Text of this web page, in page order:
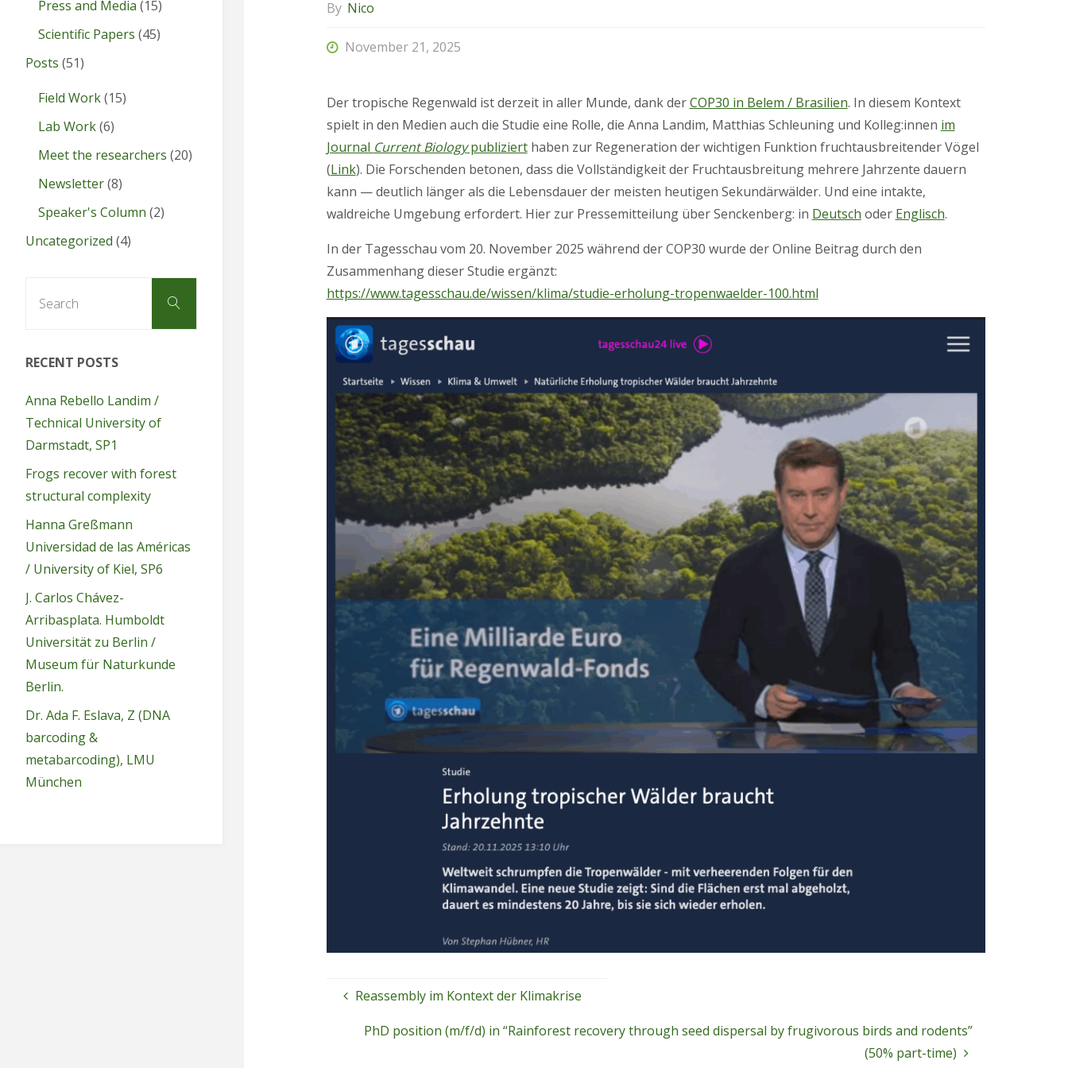
By Nico
November 21, 2025
Der tropische Regenwald ist derzeit in aller Munde, dank derCOP30 in Belem / Brasilien. In diesem Kontext
spielt in den Medien auch die Studie eine Rolle, die Anna Landim, Matthias Schleuning und Kolleg:innen im
Journal Current Biologypublizierthaben zur Regeneration der wichtigen Funktion fruchtausbreitender Vögel
(Link). Die Forschenden betonen, dass die Vollständigkeit der Fruchtausbreitung mehrere Jahrzente dauern
kann — deutlich länger als die Lebensdauer der meisten heutigen Sekundärwälder. Und eine intakte,
waldreiche Umgebung erfordert. Hier zur Pressemitteilung über Senckenberg: in Deutsch oder Englisch.
In der Tagesschau vom 20. November 2025 während der COP30 wurde der Online Beitrag durch den
Zusammenhang dieser Studie ergänzt:
https://www.tagesschau.de/wissen/klima/studie-erholung-tropenwaelder-100.html
Reassembly im Kontext der Klimakrise
PhD position (m/f/d) in “Rainforest recovery through seed dispersal by frugivorous birds and rodents”
(50% part-time)
Press and Media (15)
Scientific Papers (45)
Posts (51)
Field Work(15)
Lab Work(6)
Meet the researchers (20)
Newsletter(8)
Speaker's Column (2)
Uncategorized (4)
Search
RECENT POSTS
Anna Rebello Landim /
Technical University of
Darmstadt, SP1
Frogs recover with forest
structural complexity
Hanna Greßmann
Universidad de las Américas
/ University of Kiel, SP6
J. Carlos Chávez-
Arribasplata. Humboldt
Universität zu Berlin /
Museum für Naturkunde
Berlin.
Dr. Ada F. Eslava, Z (DNA
barcoding &
metabarcoding), LMU
München